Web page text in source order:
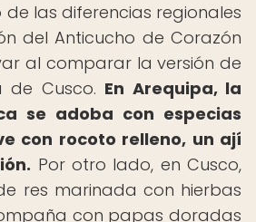
de las diferencias regionales
del Anticucho de Corazón
al comparar la versión de
de Cusco. En Arequipa, la
se adoba con especias
con rocoto relleno, un ají
Por otro lado, en Cusco,
res marinada con hierbas
con papas doradas